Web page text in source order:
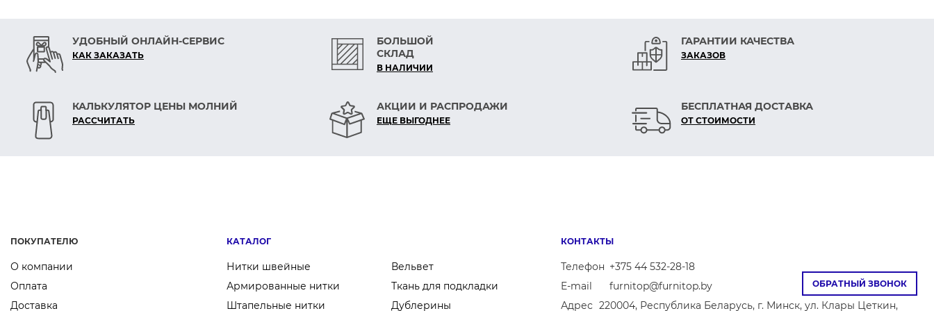
УДОБНЫЙ ОНЛАЙН-СЕРВИС
КАК ЗАКАЗАТЬ
БОЛЬШОЙ
СКЛАД
В НАЛИЧИИ
ГАРАНТИИ КАЧЕСТВА
ЗАКАЗОВ
КАЛЬКУЛЯТОР ЦЕНЫ МОЛНИЙ
РАСCЧИТАТЬ
АКЦИИ И РАСПРОДАЖИ
ЕЩЕ ВЫГОДНЕЕ
БЕСПЛАТНАЯ ДОСТАВКА
ОТ СТОИМОСТИ
ПОКУПАТЕЛЮ
О компании
Оплата
Доставка
КАТАЛОГ
Нитки швейные
Армированные нитки
Штапельные нитки
Вельвет
Ткань для подкладки
Дублерины
ОБРАТНЫЙ ЗВОНОК
КОНТАКТЫ
Телефон +375 44 532-28-18
E-mail
furnitop@furnitop.by
Адрес 220004, Республика Беларусь, г. Минск, ул. Клары Цеткин,